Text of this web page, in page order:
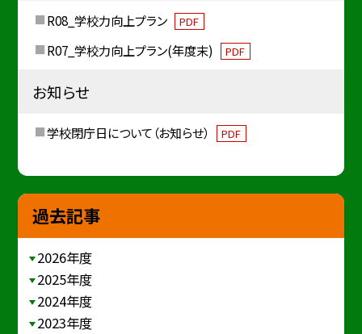
R08_学校力向上プラン PDF
R07_学校力向上プラン(年度末) PDF
お知らせ
学校閉庁日について（お知らせ） PDF
過去記事
2026年度
2025年度
2024年度
2023年度